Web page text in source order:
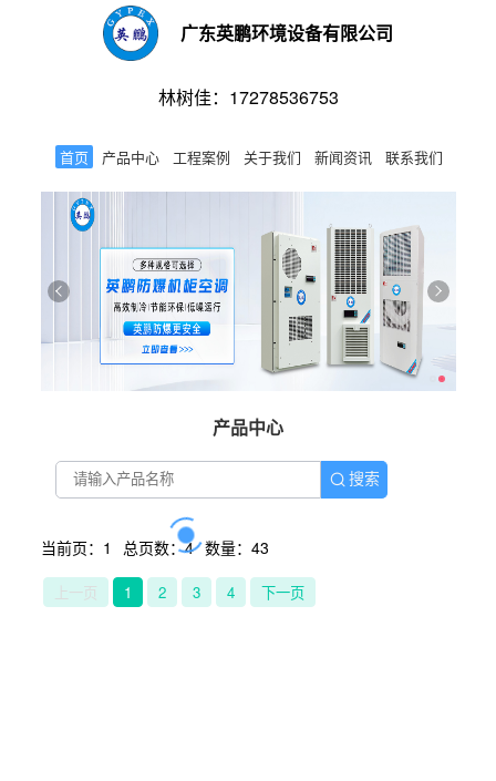
广东英鹏环境设备有限公司
林树佳：17278536753
首页 产品中心 工程案例 关于我们 新闻资讯 联系我们
产品中心
当前页：1 总页数：4 数量：43
上一页 1 2 3 4 下一页
搜索